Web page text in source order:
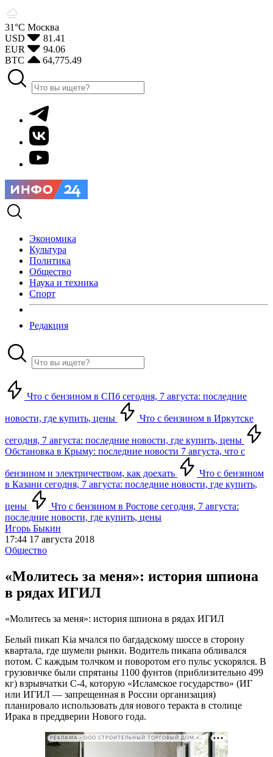
31°С Москва
USD
81.41
EUR
94.06
BTC
64,775.49
Экономика
Культура
Политика
Общество
Наука и техника
Спорт
Редакция
Что с бензином в СПб сегодня, 7 августа: последние
новости, где купить, цены Что с бензином в Иркутске
сегодня, 7 августа: последние новости, где купить, цены
Обстановка в Крыму: последние новости 7 августа, что с
бензином и электричеством, как доехать
Что с бензином
в Казани сегодня, 7 августа: последние новости, где купить,
цены
Что с бензином в Ростове сегодня, 7 августа:
последние новости, где купить, цены
Игорь Быкин
17:44 17 августа 2018
Общество
«Молитесь за меня»: история шпиона
в рядах ИГИЛ
«Молитесь за меня»: история шпиона в рядах ИГИЛ
Белый пикап Kia мчался по багдадскому шоссе в сторону
квартала, где шумели рынки. Водитель пикапа обливался
потом. С каждым толчком и поворотом его пульс ускорялся. В
грузовичке были спрятаны 1100 фунтов (приблизительно 499
кг) взрывчатки С-4, которую «Исламское государство» (ИГ
или ИГИЛ — запрещенная в России организация)
планировало использовать для нового теракта в столице
Ирака в преддверии Нового года.
РЕКЛАМА • ООО СТРОИТЕЛЬНЫЙ ТОРГОВЫЙ ДОМ «ПЕТРОВИЧ». ИНН: 7802348846